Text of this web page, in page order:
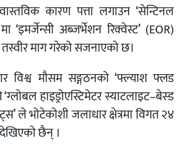
कारण पत्ता लगाउन ‘सेन्टिनल
‘इमर्जेन्सी अब्जर्भेशन रिक्वेस्ट’ (EOR)
तस्वीर माग गरेको सजनाएको छ।
विश्व मौसम सङ्गठनको ‘फ्ल्याश फ्लड
हाइड्रोएस्टिमेटर स्याटलाइट–बेस्ड
ले भोटेकोशी जलाधार क्षेत्रमा विगत २४
छैन् ।